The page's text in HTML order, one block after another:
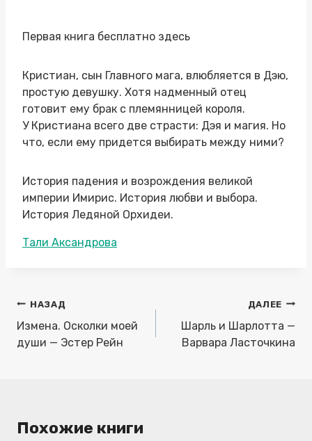
Первая книга бесплатно здесь
Кристиан, сын Главного мага, влюбляется в Дэю,
простую девушку. Хотя надменный отец
готовит ему брак с племянницей короля.
У Кристиана всего две страсти: Дэя и магия. Но
что, если ему придется выбирать между ними?
История падения и возрождения великой
империи Имирис. История любви и выбора.
История Ледяной Орхидеи.
Метки
Тали Аксандрова
Навигация
по
записям
НАЗАД
Измена. Осколки моей
души — Эстер Рейн
ДАЛЕЕ
Шарль и Шарлотта —
Варвара Ласточкина
Похожие книги